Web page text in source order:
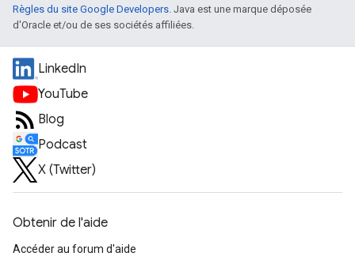
Règles du site Google Developers. Java est une marque déposée
d'Oracle et/ou de ses sociétés affiliées.
LinkedIn
YouTube
Blog
Podcast
X (Twitter)
Obtenir de l'aide
Accéder au forum d'aide